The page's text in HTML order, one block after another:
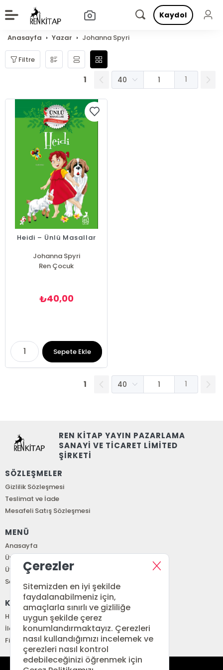
Kaydol
Anasayfa Yazar Johanna Spyri
Filtre
1 1
Heidi – Ünlü Masallar
Johanna Spyri
Ren Çocuk
₺40,00
Sepete Ekle
1 1
REN KİTAP YAYIN PAZARLAMA
SANAYİ VE TİCARET LİMİTED
ŞİRKETİ
SÖZLEŞMELER
Gizlilik Sözleşmesi
Teslimat ve İade
Mesafeli Satış Sözleşmesi
MENÜ
Anasayfa
Üye Girişi
Üye Ol
Sepetim
KURUMSAL
Hakkımızda
İletişim
Fiyat Listesi
Çerezler
Sitemizden en iyi şekilde
faydalanabilmeniz için,
amaçlarla sınırlı ve gizliliğe
uygun şekilde çerez
konumlandırmaktayız. Çerezleri
nasıl kullandığımızı incelemek ve
çerezleri nasıl kontrol
edebileceğinizi öğrenmek için